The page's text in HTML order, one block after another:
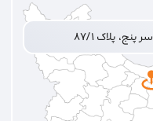
پلاک ۸۷/۱